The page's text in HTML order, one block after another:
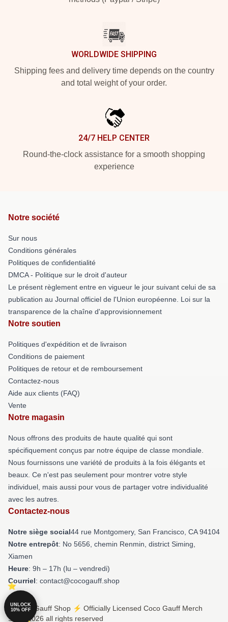
WORLDWIDE SHIPPING
Shipping fees and delivery time depends on the country
and total weight of your order.
24/7 HELP CENTER
Round-the-clock assistance for a smooth shopping
experience
Notre société
Sur nous
Conditions générales
Politiques de confidentialité
DMCA - Politique sur le droit d'auteur
Le présent règlement entre en vigueur le jour suivant celui de sa
publication au Journal officiel de l'Union européenne. Loi sur la
transparence de la chaîne d'approvisionnement
Notre soutien
Politiques d'expédition et de livraison
Conditions de paiement
Politiques de retour et de remboursement
Contactez-nous
Aide aux clients (FAQ)
Vente
Notre magasin
Nous offrons des produits de haute qualité qui sont
spécifiquement conçus par notre équipe de classe mondiale.
Nous fournissons une variété de produits à la fois élégants et
beaux. Ce n'est pas seulement pour montrer votre style
individuel, mais aussi pour vous de partager votre individualité
avec les autres.
Contactez-nous
Notre siège social44 rue Montgomery, San Francisco, CA 94104
Notre entrepôt: No 5656, chemin Renmin, district Siming,
Xiamen
Heure: 9h – 17h (lu – vendredi)
Courriel: contact@cocogauff.shop
© Coco Gauff Shop ⚡️ Officially Licensed Coco Gauff Merch
Store 2026 all rights reserved
UNLOCK
10% OFF